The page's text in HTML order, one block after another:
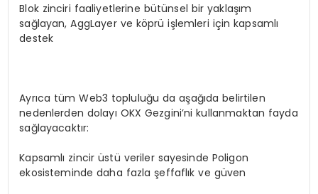
Blok zinciri faaliyetlerine bütünsel bir yaklaşım
sağlayan, AggLayer ve köprü işlemleri için kapsamlı
destek
Ayrıca tüm Web3 topluluğu da aşağıda belirtilen
nedenlerden dolayı OKX Gezgini’ni kullanmaktan fayda
sağlayacaktır:
Kapsamlı zincir üstü veriler sayesinde Poligon
ekosisteminde daha fazla şeffaflık ve güven